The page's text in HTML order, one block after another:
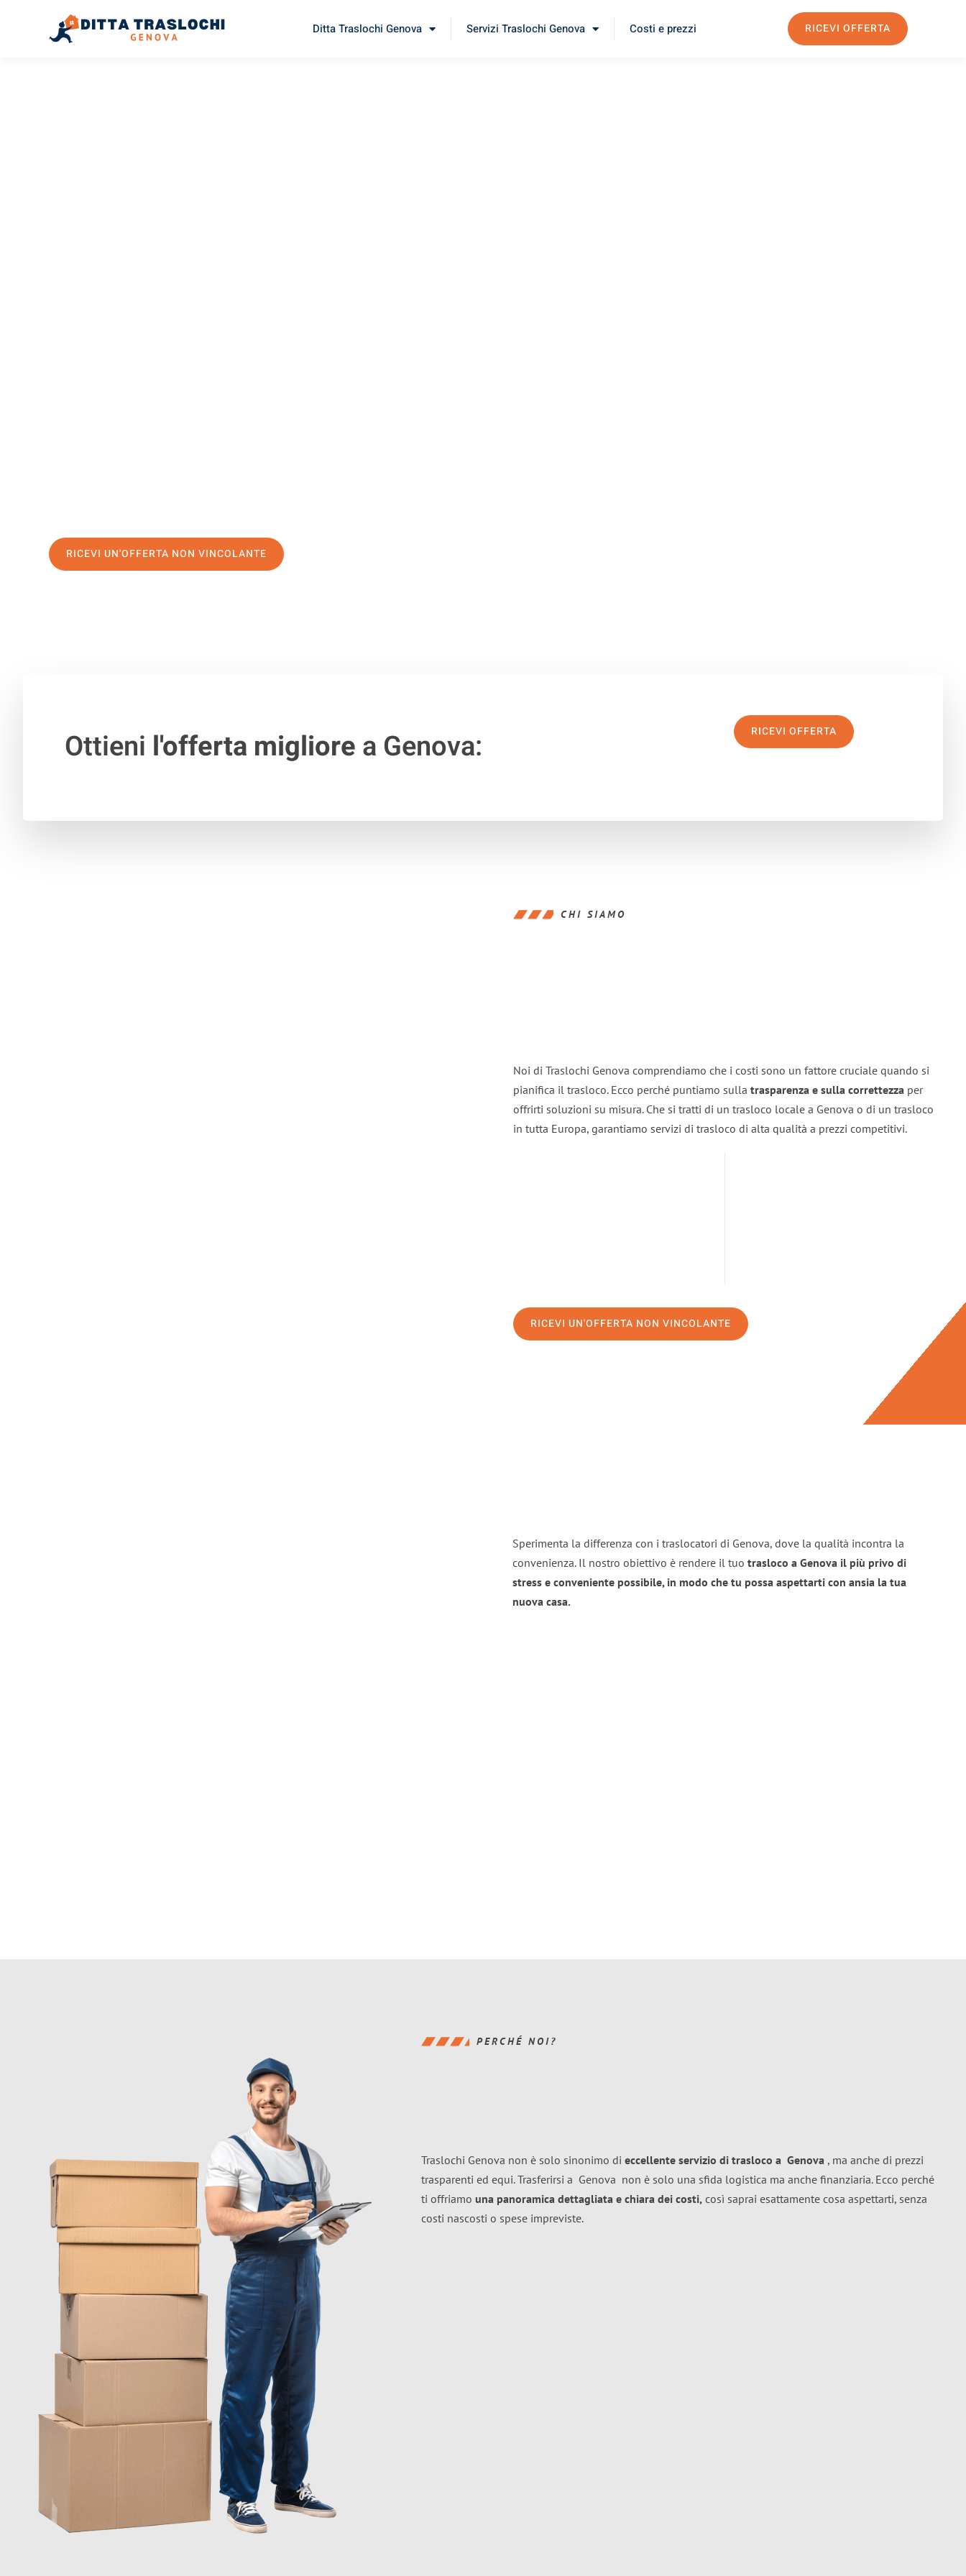
Ditta Traslochi Genova Servizi Traslochi Genova Costi e prezzi RICEVI OFFERTA
RICEVI UN'OFFERTA NON VINCOLANTE
Ottieni l'offerta migliorea Genova: RICEVI OFFERTA
CHI SIAMO
Noi di Traslochi Genova comprendiamo che i costi sono un fattore cruciale quando si
pianifica il trasloco. Ecco perché puntiamo sulla trasparenza e sulla correttezza per
offrirti soluzioni su misura. Che si tratti di un trasloco locale a Genova o di un trasloco
in tutta Europa, garantiamo servizi di trasloco di alta qualità a prezzi competitivi.
RICEVI UN'OFFERTA NON VINCOLANTE
Sperimenta la differenza con i traslocatori di Genova, dove la qualità incontra la
convenienza. Il nostro obiettivo è rendere il tuo trasloco a Genova il più privo di
stress e conveniente possibile, in modo che tu possa aspettarti con ansia la tua
nuova casa.
PERCHÉ NOI?
Traslochi Genova non è solo sinonimo di eccellente servizio di trasloco a Genova , ma anche di prezzi
trasparenti ed equi. Trasferirsi a Genova non è solo una sfida logistica ma anche finanziaria. Ecco perché
ti offriamo una panoramica dettagliata e chiara dei costi, così saprai esattamente cosa aspettarti, senza
costi nascosti o spese impreviste.